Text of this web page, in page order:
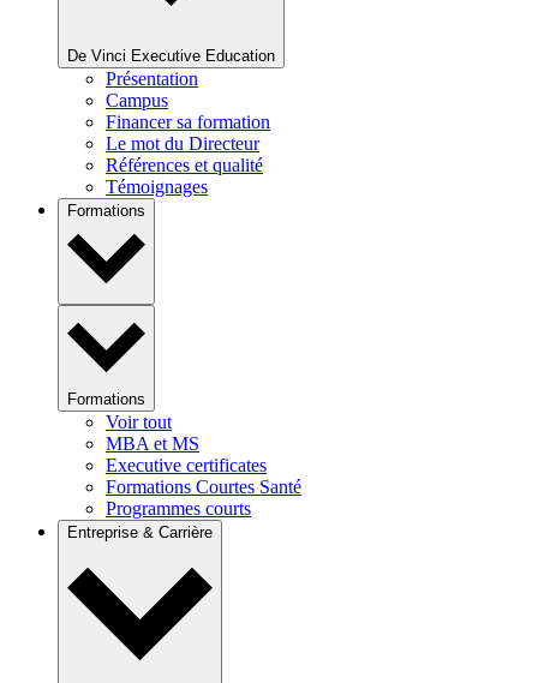
De Vinci Executive Education
Présentation
Campus
Financer sa formation
Le mot du Directeur
Références et qualité
Témoignages
Formations
Formations
Voir tout
MBA et MS
Executive certificates
Formations Courtes Santé
Programmes courts
Entreprise & Carrière